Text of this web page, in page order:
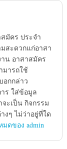
มัคร ประจำ
สะดวกแก่อาสา
น อาสาสมัคร
มารถใช้
อกกล่าว
ร ใส่ข้อมูล
ะเป็น กิจกรรม
ๆ ไม่ว่าอยู่ที่ใด
ดของ admin